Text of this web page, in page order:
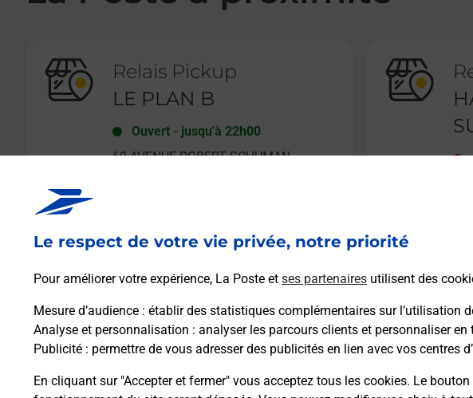
Le respect de votre vie privée, notre priorité
Pour améliorer votre expérience, La Poste et ses partenaires utilisent des
Mesure d’audience : établir des statistiques complémentaires sur l’utilisation
Analyse et personnalisation : analyser les parcours clients et personnaliser
Publicité : permettre de vous adresser des publicités en lien avec vos centres
En cliquant sur "Accepter et fermer" vous acceptez tous les cookies. Le
Relais Pickup
LE PLAN B
Ouvert - jusqu'à 22h00
69 AVENUE ROBERT SCHUMAN
En savoir plus